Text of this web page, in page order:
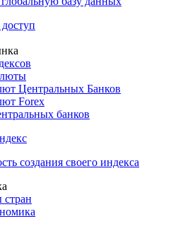
Центральных Банков
Forex
банков
создания своего индекса